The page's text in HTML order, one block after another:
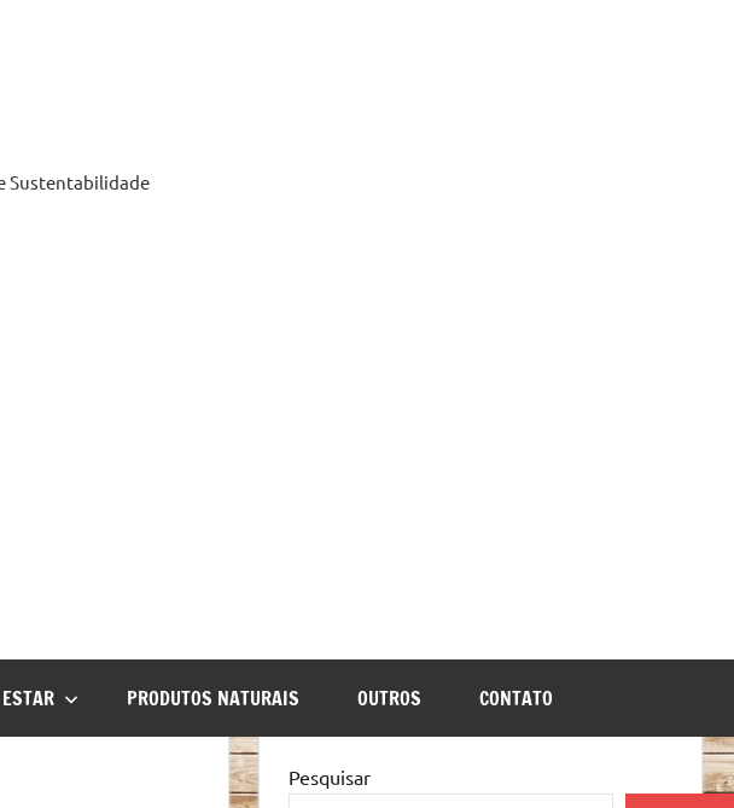
Sustentabilidade
PRODUTOS NATURAIS OUTROS CONTATO
Pesquisar